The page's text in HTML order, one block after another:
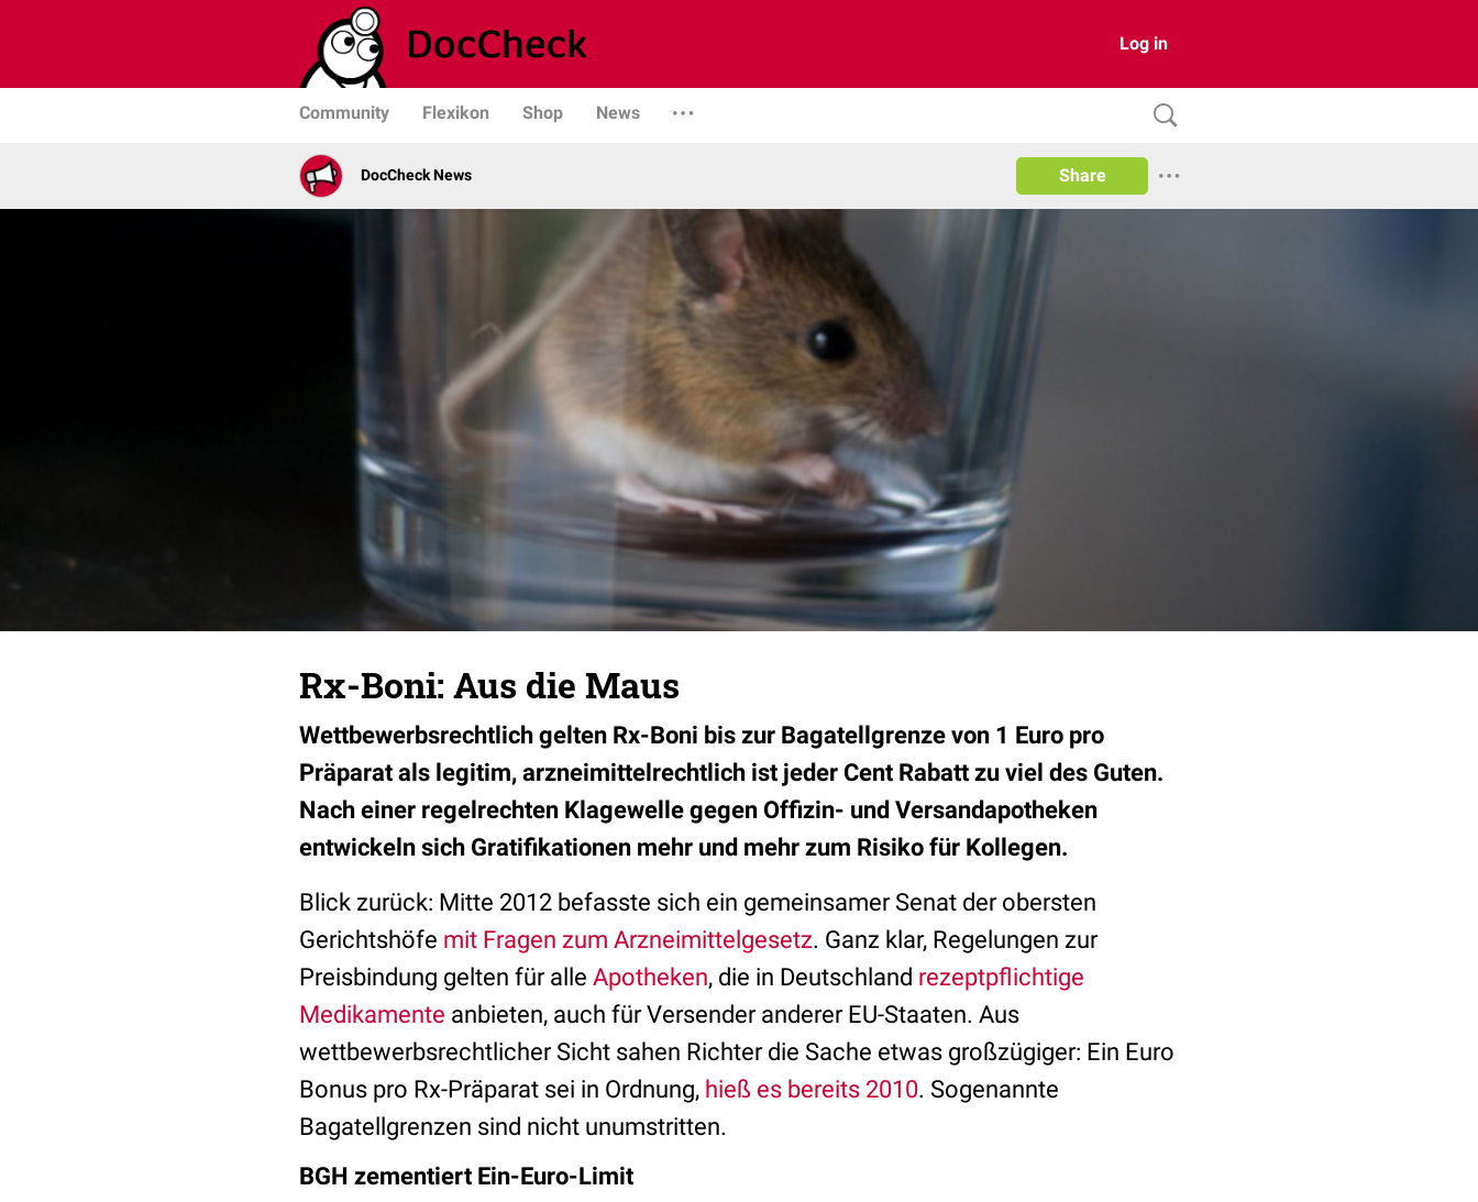
Log in
Community Flexikon Shop News
DocCheck News Share
Rx-Boni: Aus die Maus
Wettbewerbsrechtlich gelten Rx-Boni bis zur Bagatellgrenze von 1 Euro pro
Präparat als legitim, arzneimittelrechtlich ist jeder Cent Rabatt zu viel des Guten.
Nach einer regelrechten Klagewelle gegen Offizin- und Versandapotheken
entwickeln sich Gratifikationen mehr und mehr zum Risiko für Kollegen.
Blick zurück: Mitte 2012 befasste sich ein gemeinsamer Senat der obersten
Gerichtshöfe mit Fragen zum Arzneimittelgesetz. Ganz klar, Regelungen zur
Preisbindung gelten für alle Apotheken, die in Deutschland rezeptpflichtige
Medikamente anbieten, auch für Versender anderer EU-Staaten. Aus
wettbewerbsrechtlicher Sicht sahen Richter die Sache etwas großzügiger: Ein Euro
Bonus pro Rx-Präparat sei in Ordnung, hieß es bereits 2010. Sogenannte
Bagatellgrenzen sind nicht unumstritten.
BGH zementiert Ein-Euro-Limit